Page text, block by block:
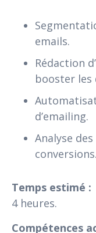
emails.
Rédaction
booster les
d’emailing.
Analyse
conversions.
Temps estimé :
4 heures.
Compétences